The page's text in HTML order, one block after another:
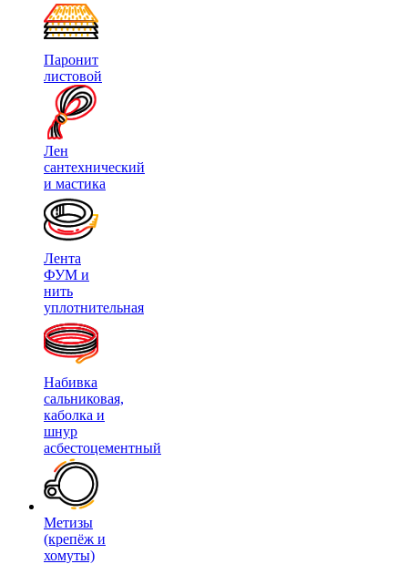
Паронит
листовой
Лен
сантехнический
и мастика
Лента
ФУМ и
нить
уплотнительная
Набивка
сальниковая,
каболка и
шнур
асбестоцементный
Метизы
(крепёж и
хомуты)